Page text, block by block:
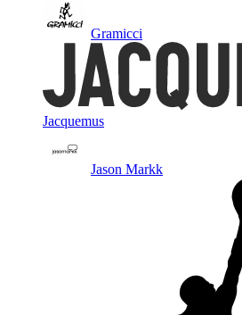
Gramicci
Jacquemus
Jason Markk